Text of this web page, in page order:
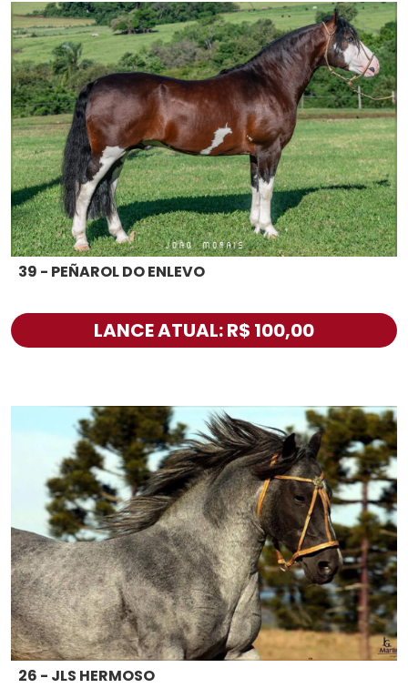
39 - PEÑAROL DO ENLEVO
LANCE ATUAL: R$ 100,00
26 - JLS HERMOSO